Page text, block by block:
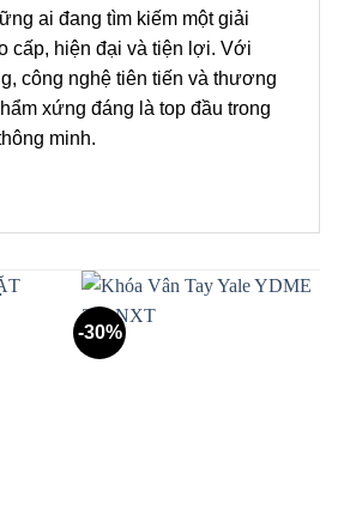
ai đang tìm kiếm một giải
cấp, hiện đại và tiện lợi. Với
công nghệ tiên tiến và thương
xứng đáng là top đầu trong
minh.
-30%